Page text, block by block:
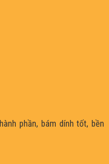
phần, bám dính tốt, bền